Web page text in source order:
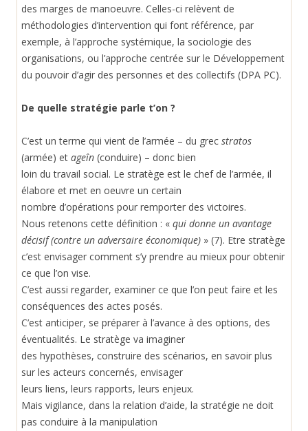
des marges de manoeuvre. Celles-ci relèvent de
méthodologies d’intervention qui font référence, par
exemple, à l’approche systémique, la sociologie des
organisations, ou l’approche centrée sur le Développement
du pouvoir d’agir des personnes et des collectifs (DPA PC).
De quelle stratégie parle t’on ?
C’est un terme qui vient de l’armée – du grec stratos
(armée) et ageîn (conduire) – donc bien
loin du travail social. Le stratège est le chef de l’armée, il
élabore et met en oeuvre un certain
nombre d’opérations pour remporter des victoires.
Nous retenons cette définition : « qui donne un avantage
décisif (contre un adversaire économique) » (7). Etre stratège
c’est envisager comment s’y prendre au mieux pour obtenir
ce que l’on vise.
C’est aussi regarder, examiner ce que l’on peut faire et les
conséquences des actes posés.
C’est anticiper, se préparer à l’avance à des options, des
éventualités. Le stratège va imaginer
des hypothèses, construire des scénarios, en savoir plus
sur les acteurs concernés, envisager
leurs liens, leurs rapports, leurs enjeux.
Mais vigilance, dans la relation d’aide, la stratégie ne doit
pas conduire à la manipulation